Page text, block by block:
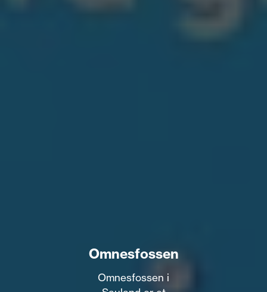
Omnesfossen
Omnesfossen i